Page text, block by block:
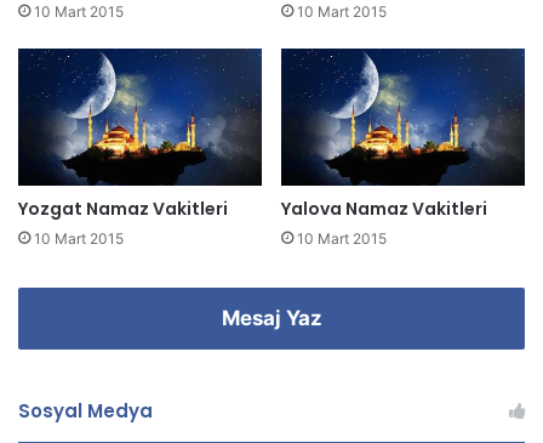
g
i
i
10 Mart 2015 10 Mart 2015
Yozgat Namaz Vakitleri
10 Mart 2015
Yalova Namaz Vakitleri
10 Mart 2015
Mesaj Yaz
Sosyal Medya